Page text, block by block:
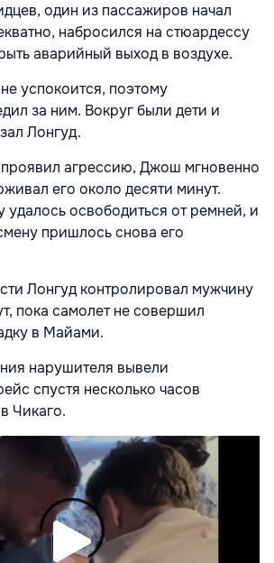
один из пассажиров начал
набросился на стюардессу
аварийный выход в воздухе.
успокоится, поэтому
за ним. Вокруг были дети и
Лонгуд.
агрессию, Джош мгновенно
его около десяти минут.
освободиться от ремней, и
пришлось снова его
Лонгуд контролировал мужчину
пока самолет не совершил
в Майами.
нарушителя вывели
спустя несколько часов
Чикаго.